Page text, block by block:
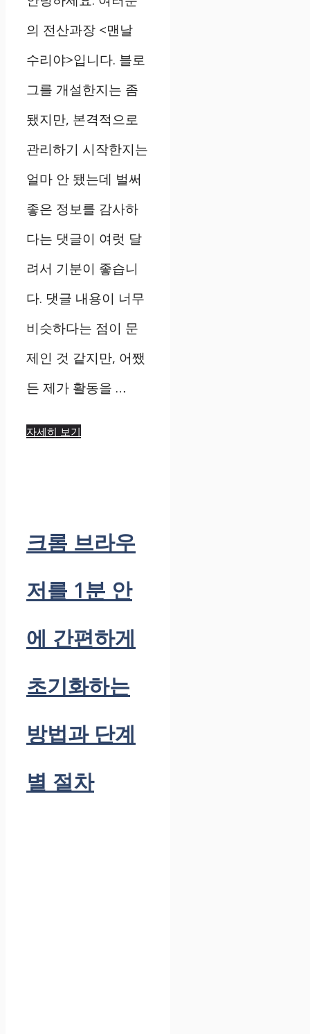
의 전산과장 <맨날
수리야>입니다. 블로
그를 개설한지는 좀
됐지만, 본격적으로
관리하기 시작한지는
얼마 안 됐는데 벌써
좋은 정보를 감사하
다는 댓글이 여럿 달
려서 기분이 좋습니
다. 댓글 내용이 너무
비슷하다는 점이 문
제인 것 같지만, 어쨌
든 제가 활동을 …
자세히 보기
크롬 브라우
저를 1분 안
에 간편하게
초기화하는
방법과 단계
별 절차